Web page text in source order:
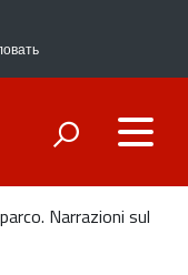
Narrazioni sul